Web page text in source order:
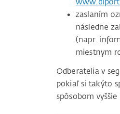
zaslaním
následne
(napr.
miestnym
Odberatelia v
pokiaľ si takýto
spôsobom